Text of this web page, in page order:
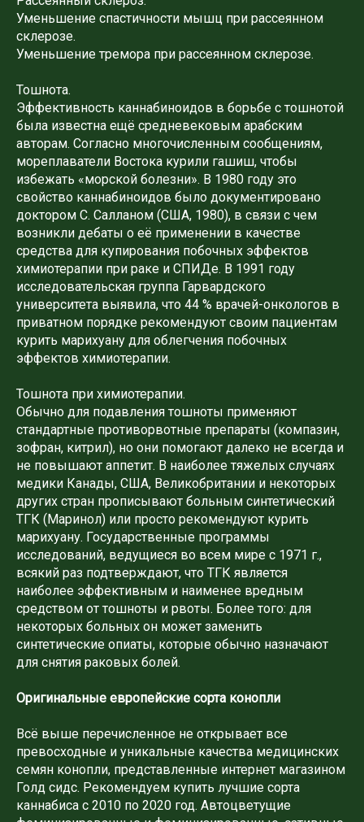
Уменьшение спастичности мышц при рассеянном
склерозе.
Уменьшение тремора при рассеянном склерозе.
Тошнота.
Эффективность каннабиноидов в борьбе с тошнотой
была известна ещё средневековым арабским
авторам. Согласно многочисленным сообщениям,
мореплаватели Востока курили гашиш, чтобы
избежать «морской болезни». В 1980 году это
свойство каннабиноидов было документировано
доктором С. Салланом (США, 1980), в связи с чем
возникли дебаты о её применении в качестве
средства для купирования побочных эффектов
химиотерапии при раке и СПИДе. В 1991 году
исследовательская группа Гарвардского
университета выявила, что 44 % врачей-онкологов в
приватном порядке рекомендуют своим пациентам
курить марихуану для облегчения побочных
эффектов химиотерапии.
Тошнота при химиотерапии.
Обычно для подавления тошноты применяют
стандартные противорвотные препараты (компазин,
зофран, китрил), но они помогают далеко не всегда и
не повышают аппетит. В наиболее тяжелых случаях
медики Канады, США, Великобритании и некоторых
других стран прописывают больным синтетический
ТГК (Маринол) или просто рекомендуют курить
марихуану. Государственные программы
исследований, ведущиеся во всем мире с 1971 г.,
всякий раз подтверждают, что ТГК является
наиболее эффективным и наименее вредным
средством от тошноты и рвоты. Более того: для
некоторых больных он может заменить
синтетические опиаты, которые обычно назначают
для снятия раковых болей.
Оригинальные европейские сорта конопли
Всё выше перечисленное не открывает все
превосходные и уникальные качества медицинских
семян конопли, представленные интернет магазином
Голд сидс. Рекомендуем купить лучшие сорта
каннабиса с 2010 по 2020 год. Автоцветущие